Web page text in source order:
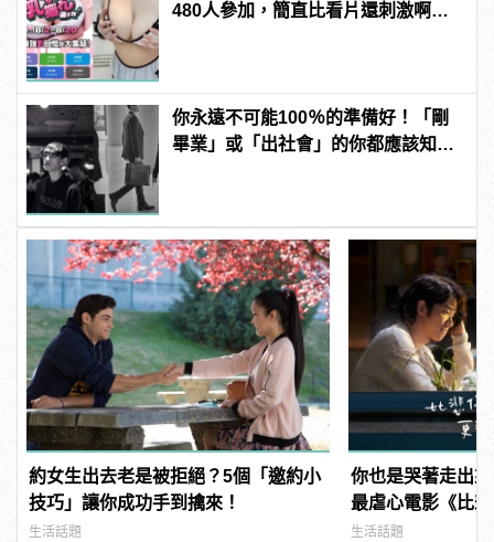
480人參加，簡直比看片還刺激啊！ |
你永遠不可能100％的準備好！「剛
畢業」或「出社會」的你都應該知道
約女生出去老是被拒絕？5個「邀約小
技巧」讓你成功手到擒來！
生活話題
你也是哭著走出
最虐心電影《比
超催淚對白
生活話題